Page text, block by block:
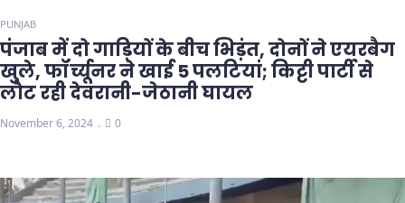
PUNJAB
पंजाब में दो गाड़ियों के बीच भिड़ंत, दोनों ने एयरबैग
खुले, फॉर्च्यूनर ने खाई 5 पलटियां; किट्टी पार्टी से
लौट रही देवरानी-जेठानी घायल
November 6, 2024 0